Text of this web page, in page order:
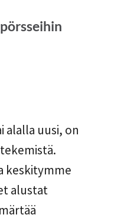
uusi, on
keskitymme
alustat